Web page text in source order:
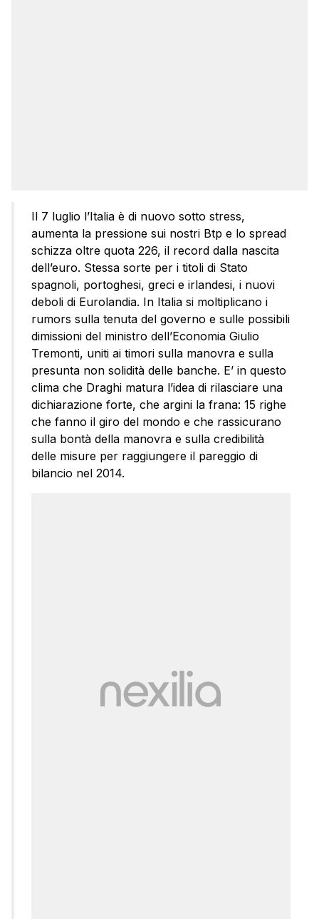
Il 7 luglio l’Italia è di nuovo sotto stress,
aumenta la pressione sui nostri Btp e lo spread
schizza oltre quota 226, il record dalla nascita
dell’euro. Stessa sorte per i titoli di Stato
spagnoli, portoghesi, greci e irlandesi, i nuovi
deboli di Eurolandia. In Italia si moltiplicano i
rumors sulla tenuta del governo e sulle possibili
dimissioni del ministro dell’Economia Giulio
Tremonti, uniti ai timori sulla manovra e sulla
presunta non solidità delle banche. E’ in questo
clima che Draghi matura l’idea di rilasciare una
dichiarazione forte, che argini la frana: 15 righe
che fanno il giro del mondo e che rassicurano
sulla bontà della manovra e sulla credibilità
delle misure per raggiungere il pareggio di
bilancio nel 2014.